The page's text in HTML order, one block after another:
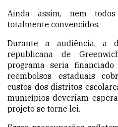
Ainda assim, nem
totalmente convencidos.
Durante a audiência, a
republicana de
programa seria
reembolsos estaduais
custos dos distritos
municípios deveriam
projeto se torne lei.